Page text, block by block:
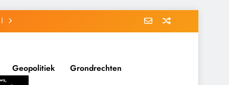
Geopolitiek Grondrechten